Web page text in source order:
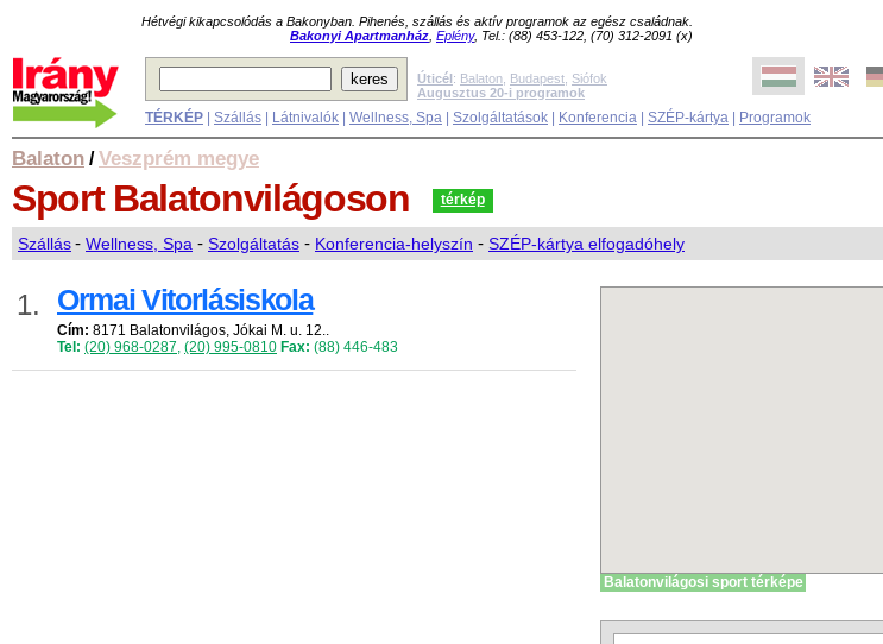
Hétvégi kikapcsolódás a Bakonyban. Pihenés, szállás és aktív programok az egész családnak.
Bakonyi Apartmanház Eplény, Tel.: (88) 453-122, (70) 312-2091 (x)
Úticél: Balaton Budapest Siófok
Augusztus 20-i programok
TÉRKÉP Szállás Látnivalók Wellness, Spa Szolgáltatások Konferencia SZÉP-kártya Programok
Balaton /Veszprém megye
Sport Balatonvilágoson térkép
Szállás- Wellness, Spa - Szolgáltatás - Konferencia-helyszín - SZÉP-kártya elfogadóhely
1. Ormai Vitorlásiskola
Cím: 8171 Balatonvilágos, Jókai M. u. 12..
Tel: (20) 968-0287, (20) 995-0810 Fax: (88) 446-483
Balatonvilágosi sport térképe